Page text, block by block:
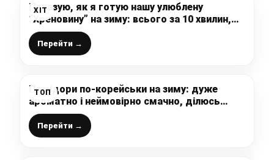
ХІТ
Показую, як я готую нашу улюблену
“Хреновину” на зиму: всього за 10 хвилин,
без оцту та варіння
Перейти →
ТОП
Помідори по-корейськи на зиму: дуже
ароматно і неймовірно смачно, ділюсь
класним, перевіреним рецептом
Перейти →